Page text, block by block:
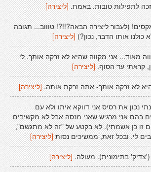
לתפילות טובות. באמת. [ליצירה]
(לעבור ליצירה הבאה?!!?! טוווב... תגובה
אותו הדבר, נכון?) [ליצירה]
מאוד... אני מקווה שהיא לא זרקה אותך. לי
קראתי עד הסוף. [ליצירה]
לא זרקה אותך- אתה זרקת אותה.[ליצירה]
נכון את רסיס אני דווקא איתו ולא עם
בהם אני מרגיש שאני מנסה אבל לא מקשיבים
זו כן אשמתי). לא בקטע של "זה לא מתגשם",
לי. ובכל זאת, ממשיכים נסות [ליצירה]
בתימונית). מעולה. [ליצירה]